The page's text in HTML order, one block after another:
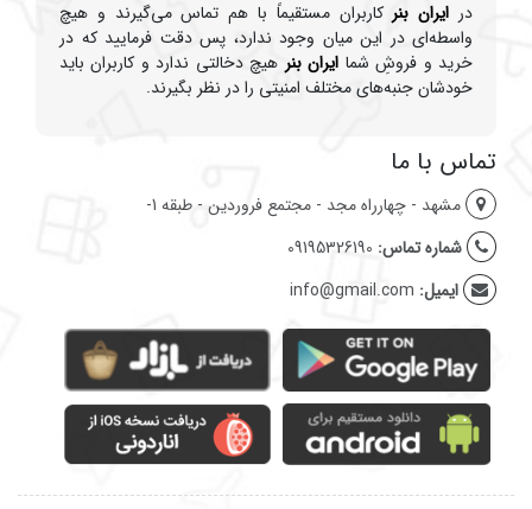
در ایران بنر کاربران مستقیماً با هم تماس می‌گیرند و هیچ
واسطه‌ای در این میان وجود ندارد، پس دقت فرمایید که در
خرید و فروشِ شما ایران بنر هیچ دخالتی ندارد و کاربران باید
خودشان جنبه‌های مختلف امنیتی را در نظر بگیرند.
تماس با ما
مشهد - چهارراه مجد - مجتمع فروردین - طبقه 1-
شماره تماس: 09195326190
ایمیل: info@gmail.com